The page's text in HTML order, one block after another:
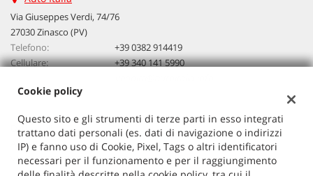
Via Giuseppes Verdi, 74/76
27030 Zinasco (PV)
Telefono:
+39 0382 914419
Cellulare:
+39 340 141 5990
Dati fiscali:
Auto Italia
VIA G. VERDI 74/76, ZINASCO
Cookie policy
Questo sito e gli strumenti di terze parti in esso integrati
trattano dati personali (es. dati di navigazione o indirizzi
IP) e fanno uso di Cookie, Pixel, Tags o altri identificatori
necessari per il funzionamento e per il raggiungimento
questi
strumenti
di
tracciamento
si
alla
policy.
Puoi
rivedere
e